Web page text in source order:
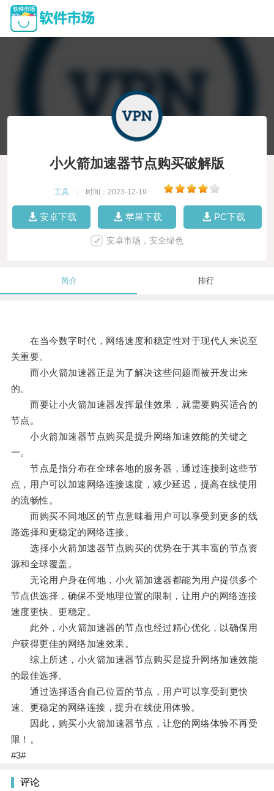
小火箭加速器节点购买破解版
工具 时间：2023-12-19
安卓下载 苹果下载 PC下载
安卓市场，安全绿色
简介 排行
在当今数字时代，网络速度和稳定性对于现代人来说至
关重要。
而小火箭加速器正是为了解决这些问题而被开发出来
的。
而要让小火箭加速器发挥最佳效果，就需要购买适合的
节点。
小火箭加速器节点购买是提升网络加速效能的关键之
一。
节点是指分布在全球各地的服务器，通过连接到这些节
点，用户可以加速网络连接速度，减少延迟，提高在线使用
的流畅性。
而购买不同地区的节点意味着用户可以享受到更多的线
路选择和更稳定的网络连接。
选择小火箭加速器节点购买的优势在于其丰富的节点资
源和全球覆盖。
无论用户身在何地，小火箭加速器都能为用户提供多个
节点供选择，确保不受地理位置的限制，让用户的网络连接
速度更快、更稳定。
此外，小火箭加速器的节点也经过精心优化，以确保用
户获得更佳的网络加速效果。
综上所述，小火箭加速器节点购买是提升网络加速效能
的最佳选择。
通过选择适合自己位置的节点，用户可以享受到更快
速、更稳定的网络连接，提升在线使用体验。
因此，购买小火箭加速器节点，让您的网络体验不再受
限！。
#3#
评论